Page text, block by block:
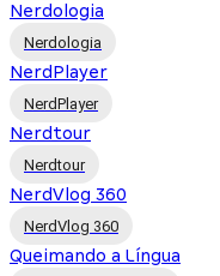
Nerdologia
Nerdologia
NerdPlayer
NerdPlayer
Nerdtour
Nerdtour
NerdVlog 360
NerdVlog 360
Queimando a Língua